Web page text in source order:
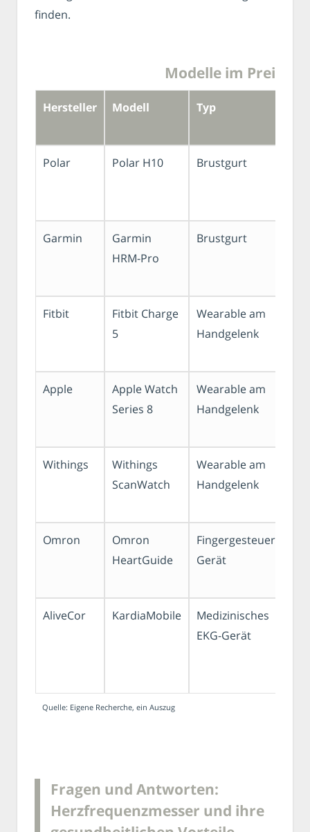
finden.
Modelle im
Hersteller Modell Typ
Polar Polar H10 Brustgurt
Garmin
Garmin
HRM-Pro
Brustgurt
Fitbit
Fitbit Charge
5
Wearable am
Handgelenk
Apple
Apple Watch
Series 8
Wearable am
Handgelenk
Withings
Withings
ScanWatch
Wearable am
Handgelenk
Omron
Omron
HeartGuide
Fingergesteuertes
Gerät
AliveCor KardiaMobile
Medizinisches
EKG-Gerät
Quelle: Eigene Recherche, ein Auszug
Fragen und Antworten:
Herzfrequenzmesser und ihre